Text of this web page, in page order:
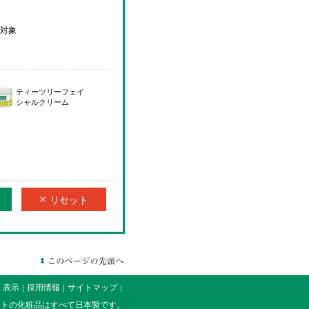
象
ティーツリーフェイ
シャルクリーム
リセット
表示 ｜ 採用情報 ｜ サイトマップ｜
の化粧品はすべて日本製です。